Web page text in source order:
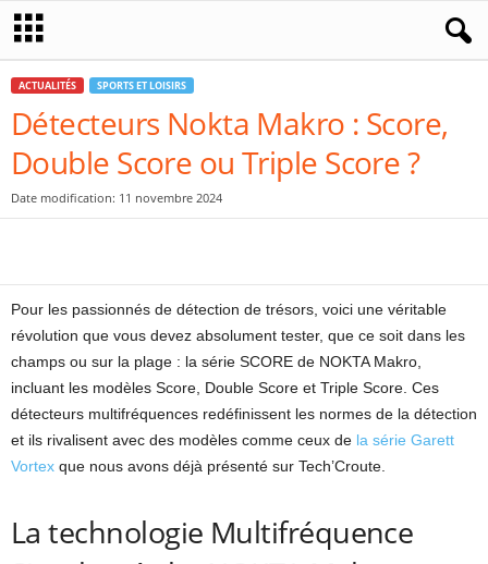
ACTUALITÉS SPORTS ET LOISIRS
Détecteurs Nokta Makro : Score,
Double Score ou Triple Score ?
Date modification: 11 novembre 2024
Pour les passionnés de détection de trésors, voici une véritable
révolution que vous devez absolument tester, que ce soit dans les
champs ou sur la plage : la série SCORE de NOKTA Makro,
incluant les modèles Score, Double Score et Triple Score. Ces
détecteurs multifréquences redéfinissent les normes de la détection
et ils rivalisent avec des modèles comme ceux de la série Garett
Vortex que nous avons déjà présenté sur Tech’Croute.
La technologie Multifréquence